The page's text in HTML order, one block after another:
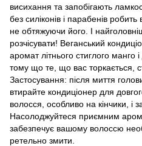
висихання та запобігають
без силіконів і парабенів
не обтяжуючи його. І
розчісувати! Веганський
аромат літнього стиглого манго
тому що те, що вас торкається,
Застосування: після миття
втирайте кондиціонер для
волосся, особливо на кінчики, і
Насолоджуйтеся приємним
забезпечує вашому волоссю
ретельно змити.